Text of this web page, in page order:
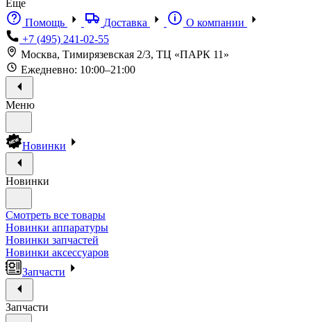
Еще
Помощь
Доставка
О компании
+7 (495) 241-02-55
Москва, Тимирязевская 2/3, ТЦ «ПАРК 11»
Ежедневно: 10:00–21:00
Меню
Новинки
Новинки
Смотреть все товары
Новинки аппаратуры
Новинки запчастей
Новинки аксессуаров
Запчасти
Запчасти